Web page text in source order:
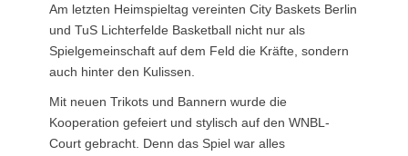
Am letzten Heimspieltag vereinten City Baskets Berlin
und TuS Lichterfelde Basketball nicht nur als
Spielgemeinschaft auf dem Feld die Kräfte, sondern
auch hinter den Kulissen.
Mit neuen Trikots und Bannern wurde die
Kooperation gefeiert und stylisch auf den WNBL-
Court gebracht. Denn das Spiel war alles